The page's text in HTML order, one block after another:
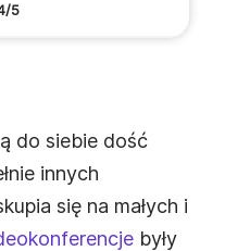
5
do siebie dość
innych
się na małych i
były